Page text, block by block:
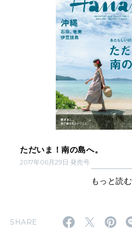
ただいま！南の島へ。
2017年06月29日 発売号
もっと読む
SHARE